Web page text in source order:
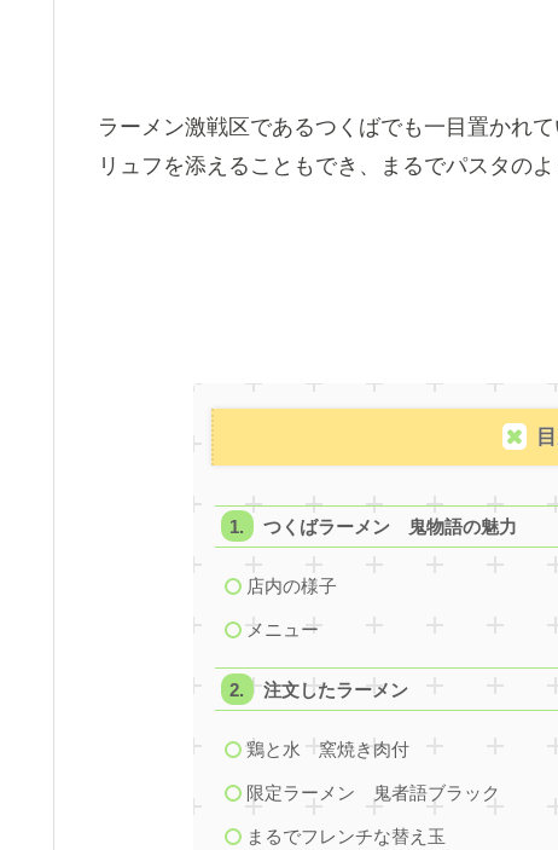
ラーメン激戦区であるつくばでも一目置かれて
リュフを添えることもでき、まるでパスタの
つくばラーメン 鬼物語の魅力
店内の様子
メニュー
注文したラーメン
鶏と水 窯焼き肉付
限定ラーメン 鬼者語ブラック
まるでフレンチな替え玉